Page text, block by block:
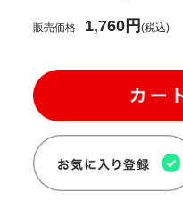
販売価格 1,760円(税込)